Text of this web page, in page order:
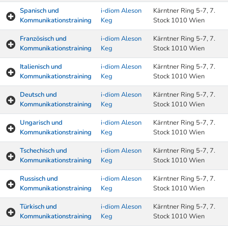
Spanisch und
Kommunikationstraining
i-diom Aleson
Keg
Kärntner Ring 5-7, 7.
Stock 1010 Wien
Französisch und
Kommunikationstraining
i-diom Aleson
Keg
Kärntner Ring 5-7, 7.
Stock 1010 Wien
Italienisch und
Kommunikationstraining
i-diom Aleson
Keg
Kärntner Ring 5-7, 7.
Stock 1010 Wien
Deutsch und
Kommunikationstraining
i-diom Aleson
Keg
Kärntner Ring 5-7, 7.
Stock 1010 Wien
Ungarisch und
Kommunikationstraining
i-diom Aleson
Keg
Kärntner Ring 5-7, 7.
Stock 1010 Wien
Tschechisch und
Kommunikationstraining
i-diom Aleson
Keg
Kärntner Ring 5-7, 7.
Stock 1010 Wien
Russisch und
Kommunikationstraining
i-diom Aleson
Keg
Kärntner Ring 5-7, 7.
Stock 1010 Wien
Türkisch und
Kommunikationstraining
i-diom Aleson
Keg
Kärntner Ring 5-7, 7.
Stock 1010 Wien